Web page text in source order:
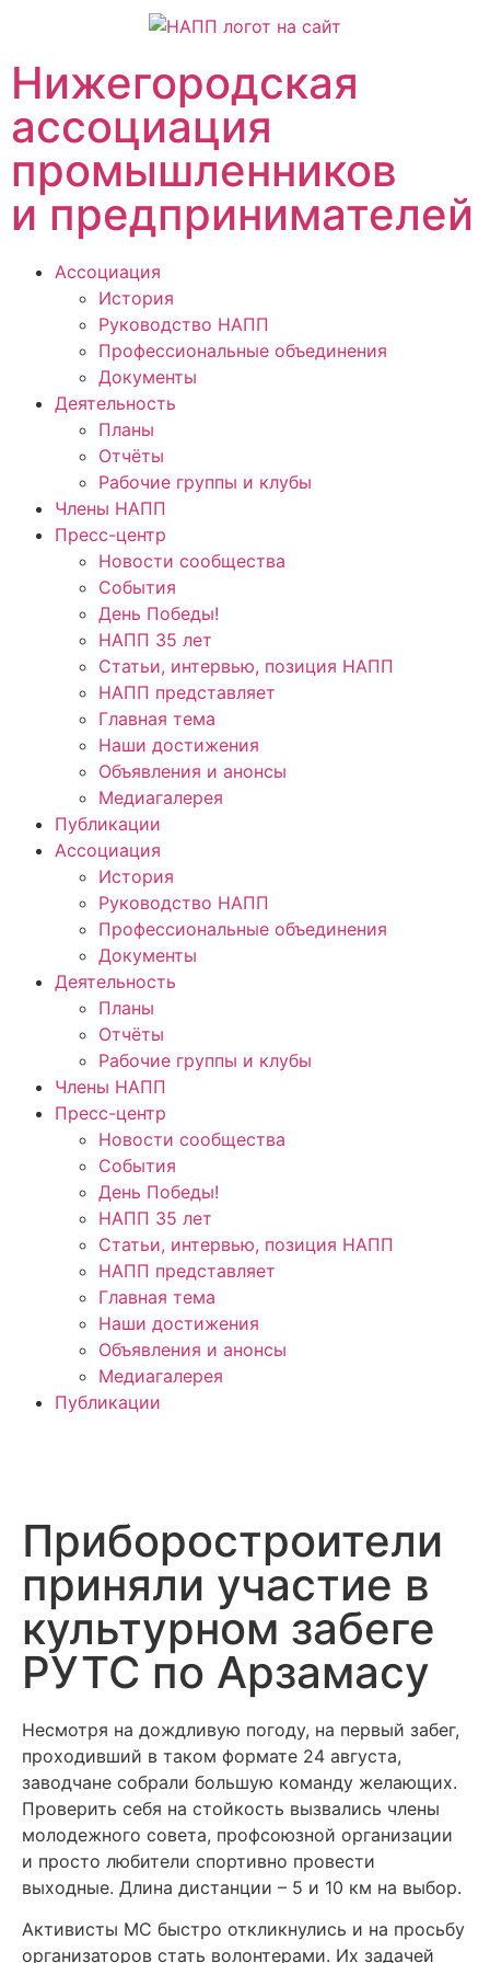
Нижегородская
ассоциация
промышленников
и предпринимателей
Ассоциация
История
Руководство НАПП
Профессиональные объединения
Документы
Деятельность
Планы
Отчёты
Рабочие группы и клубы
Члены НАПП
Пресс-центр
Новости сообщества
События
День Победы!
НАПП 35 лет
Статьи, интервью, позиция НАПП
НАПП представляет
Главная тема
Наши достижения
Объявления и анонсы
Медиагалерея
Публикации
Ассоциация
История
Руководство НАПП
Профессиональные объединения
Документы
Деятельность
Планы
Отчёты
Рабочие группы и клубы
Члены НАПП
Пресс-центр
Новости сообщества
События
День Победы!
НАПП 35 лет
Статьи, интервью, позиция НАПП
НАПП представляет
Главная тема
Наши достижения
Объявления и анонсы
Медиагалерея
Публикации
Приборостроители
приняли участие в
культурном забеге
РУТС по Арзамасу
Несмотря на дождливую погоду, на первый забег,
проходивший в таком формате 24 августа,
заводчане собрали большую команду желающих.
Проверить себя на стойкость вызвались члены
молодежного совета, профсоюзной организации
и просто любители спортивно провести
выходные. Длина дистанции – 5 и 10 км на выбор.
Активисты МС быстро откликнулись и на просьбу
организаторов стать волонтерами. Их задачей